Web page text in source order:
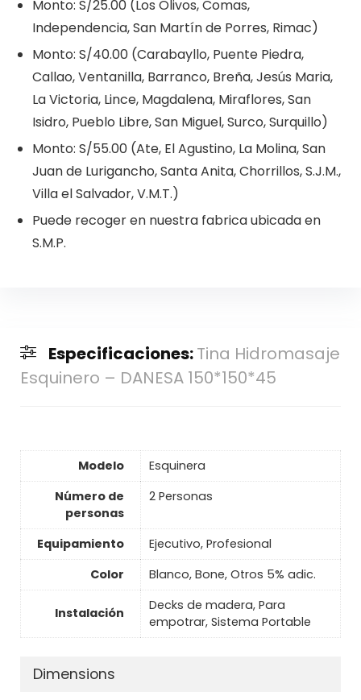
Monto: S/25.00 (Los Olivos, Comas,
Independencia, San Martín de Porres, Rimac)
Monto: S/40.00 (Carabayllo, Puente Piedra,
Callao, Ventanilla, Barranco, Breña, Jesús Maria,
La Victoria, Lince, Magdalena, Miraflores, San
Isidro, Pueblo Libre, San Miguel, Surco, Surquillo)
Monto: S/55.00 (Ate, El Agustino, La Molina, San
Juan de Lurigancho, Santa Anita, Chorrillos, S.J.M.,
Villa el Salvador, V.M.T.)
Puede recoger en nuestra fabrica ubicada en
S.M.P.
Especificaciones:Tina Hidromasaje
Esquinero – DANESA 150*150*45
Modelo
Esquinera
Número de
personas
2 Personas
Equipamiento
Ejecutivo, Profesional
Color
Blanco, Bone, Otros 5% adic.
Instalación
Decks de madera, Para
empotrar, Sistema Portable
Dimensions